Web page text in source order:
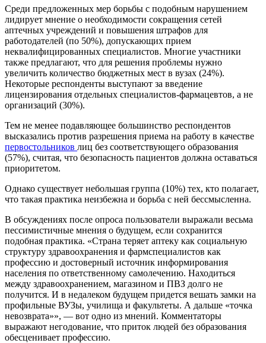
Среди предложенных мер борьбы с подобным нарушением
лидирует мнение о необходимости сокращения сетей
аптечных учреждений и повышения штрафов для
работодателей (по 50%), допускающих прием
неквалифицированных специалистов. Многие участники
также предлагают, что для решения проблемы нужно
увеличить количество бюджетных мест в вузах (24%).
Некоторые респонденты выступают за введение
лицензирования отдельных специалистов-фармацевтов, а не
организаций (30%).
Тем не менее подавляющее большинство респондентов
высказались против разрешения приема на работу в качестве
первостольников лиц без соответствующего образования
(57%), считая, что безопасность пациентов должна оставаться
приоритетом.
Однако существует небольшая группа (10%) тех, кто полагает,
что такая практика неизбежна и борьба с ней бессмысленна.
В обсуждениях после опроса пользователи выражали весьма
пессимистичные мнения о будущем, если сохранится
подобная практика. «Страна теряет аптеку как социальную
структуру здравоохранения и фармспециалистов как
профессию и достоверный источник информирования
населения по ответственному самолечению. Находиться
между здравоохранением, магазином и ПВЗ долго не
получится. И в недалеком будущем придется вешать замки на
профильные ВУЗы, училища и факультеты. А дальше «точка
невозврата»», — вот одно из мнений. Комментаторы
выражают негодование, что приток людей без образования
обесценивает профессию.